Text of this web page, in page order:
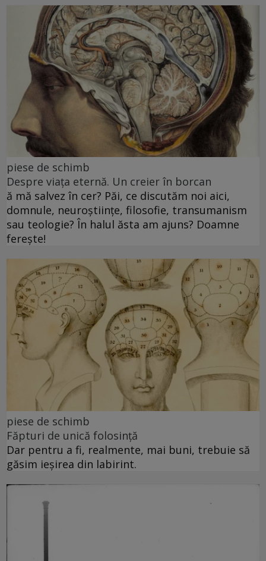
piese de schimb
Despre viața eternă. Un creier în borcan
ă mă salvez în cer? Păi, ce discutăm noi aici,
domnule, neuroștiințe, filosofie, transumanism
sau teologie? În halul ăsta am ajuns? Doamne
ferește!
piese de schimb
Făpturi de unică folosință
Dar pentru a fi, realmente, mai buni, trebuie să
găsim ieșirea din labirint.